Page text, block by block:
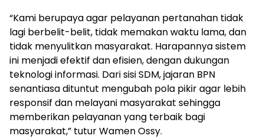
“Kami berupaya agar pelayanan pertanahan tidak
lagi berbelit-belit, tidak memakan waktu lama, dan
tidak menyulitkan masyarakat. Harapannya sistem
ini menjadi efektif dan efisien, dengan dukungan
teknologi informasi. Dari sisi SDM, jajaran BPN
senantiasa dituntut mengubah pola pikir agar lebih
responsif dan melayani masyarakat sehingga
memberikan pelayanan yang terbaik bagi
masyarakat,” tutur Wamen Ossy.